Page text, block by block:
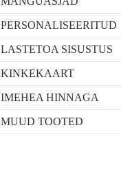
PERSONALISEERITUD
LASTETOA SISUSTUS
KINKEKAART
IMEHEA HINNAGA
MUUD TOOTED